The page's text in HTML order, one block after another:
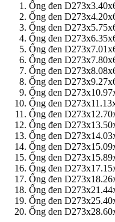
Ống đen
Ống đen
Ống đen
Ống đen
Ống đen
Ống đen
Ống đen
Ống đen
Ống đen
Ống đen
Ống đen
Ống đen
Ống đen
Ống đen
Ống đen
Ống đen
Ống đen
Ống đen
Ống đen
Ống đen